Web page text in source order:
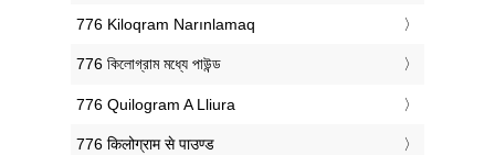
‎776 Kiloqram Narınlamaq
‎776 কিলোগ্রাম মধ্যে পাউন্ড
‎776 Quilogram A Lliura
‎776 किलोग्राम से पाउण्ड